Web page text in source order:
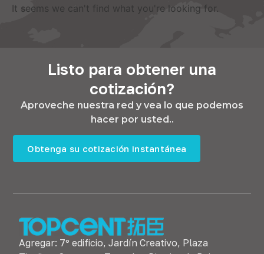
It seems we can't find what you're looking for.
Listo para obtener una
cotización?
Aproveche nuestra red y vea lo que podemos
hacer por usted..
Obtenga su cotización instantánea
Agregar: 7º edificio, Jardín Creativo, Plaza